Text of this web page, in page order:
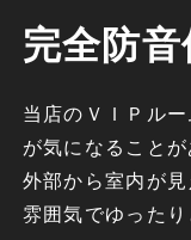
完全防音
当店のＶＩＰル
が気になることが
外部から室内が
雰囲気でゆった